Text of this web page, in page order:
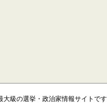
大級の選挙・政治家情報サイトです